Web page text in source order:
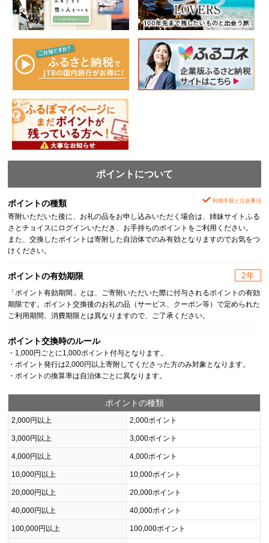
ポイントについて
ポイントの種類 利用手順と注意事項
寄附いただいた後に、お礼の品をお申し込みいただく場合は、姉妹サイトふる
さとチョイスにログインいただき、お手持ちのポイントをご利用ください。
また、交換したポイントは寄附した自治体でのみ有効となりますのでお気をつ
けください。
ポイントの有効期限 2年
「ポイント有効期間」とは、ご寄附いただいた際に付与されるポイントの有効
期限です。ポイント交換後のお礼の品（サービス、クーポン等）で定められた
ご利用期間、消費期限とは異なりますので、ご了承ください。
ポイント交換時のルール
・1,000円ごとに1,000ポイント付与となります。
・ポイント発行は2,000円以上寄附してくださった方のみ対象となります。
・ポイントの換算率は自治体ごとに異なります。
ポイントの種類
2,000円以上 2,000ポイント
3,000円以上 3,000ポイント
4,000円以上 4,000ポイント
10,000円以上 10,000ポイント
20,000円以上 20,000ポイント
40,000円以上 40,000ポイント
100,000円以上 100,000ポイント